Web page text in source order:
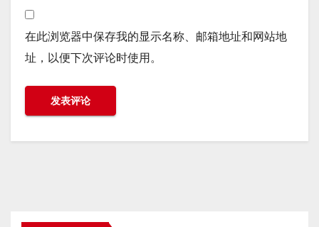
在此浏览器中保存我的显示名称、邮箱地址和网站地
址，以便下次评论时使用。